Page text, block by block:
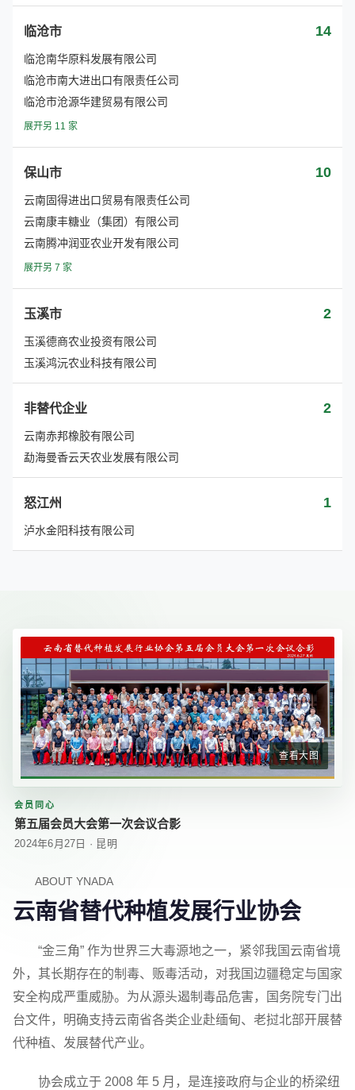
临沧市 14
临沧南华原料发展有限公司
临沧市南大进出口有限责任公司
临沧市沧源华建贸易有限公司
展开另 11 家
保山市 10
云南固得进出口贸易有限责任公司
云南康丰糖业（集团）有限公司
云南腾冲润亚农业开发有限公司
展开另 7 家
玉溪市 2
玉溪德商农业投资有限公司
玉溪鸿沅农业科技有限公司
非替代企业 2
云南赤邦橡胶有限公司
勐海曼香云天农业发展有限公司
怒江州 1
泸水金阳科技有限公司
查看大图
会员同心
第五届会员大会第一次会议合影
2024年6月27日 · 昆明
ABOUT YNADA
云南省替代种植发展行业协会
“金三角” 作为世界三大毒源地之一，紧邻我国云南省境
外，其长期存在的制毒、贩毒活动，对我国边疆稳定与国家
安全构成严重威胁。为从源头遏制毒品危害，国务院专门出
台文件，明确支持云南省各类企业赴缅甸、老挝北部开展替
代种植、发展替代产业。
协会成立于 2008 年 5 月，是连接政府与企业的桥梁纽